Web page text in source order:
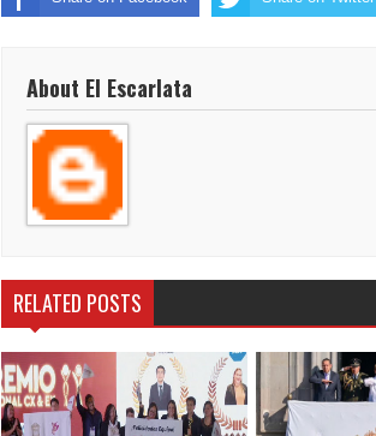
About El Escarlata
RELATED POSTS